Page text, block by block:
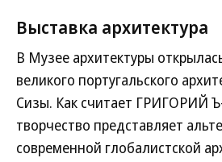
Выставка архитектура
В Музее архитектуры
великого португальского
Сизы. Как считает ГРИГОРИЙ
творчество представляет
современной глобалистской